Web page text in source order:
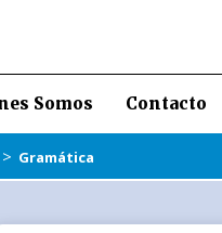
Somos Contacto
> Gramática